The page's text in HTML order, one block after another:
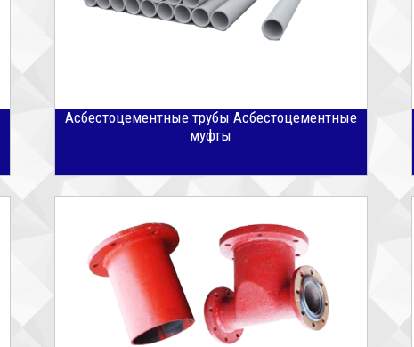
Асбестоцементные трубы Асбестоцементные
муфты